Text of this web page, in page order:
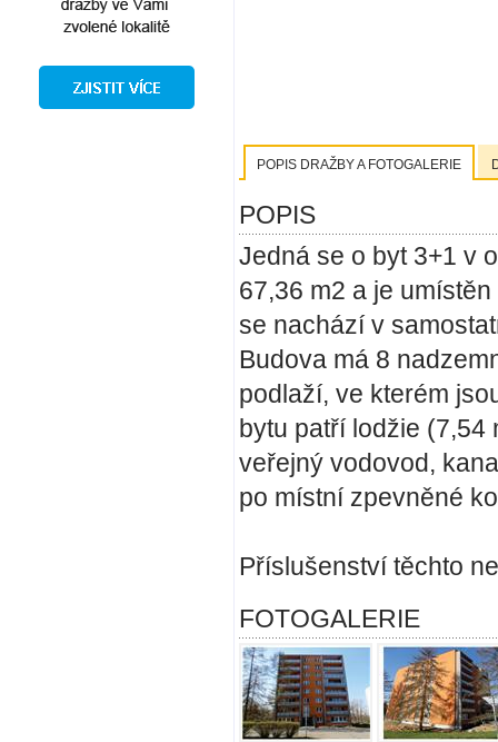
POPIS DRAŽBY A FOTOGALERIE
POPIS
Jedná se o byt 3+1 v
67,36 m2 a je
se nachází v
Budova má 8
podlaží, ve kterém
bytu patří lodžie
veřejný vodovod,
po místní zpevněné
Příslušenství těchto
FOTOGALERIE